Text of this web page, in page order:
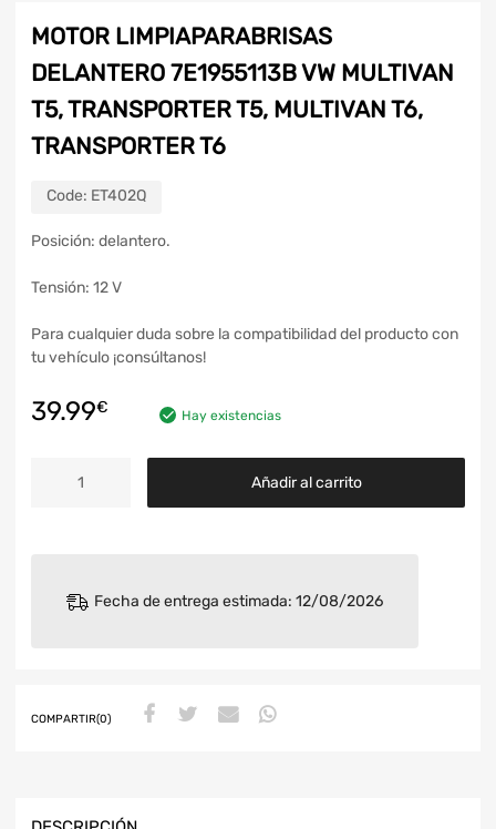
MOTOR LIMPIAPARABRISAS
DELANTERO 7E1955113B VW MULTIVAN
T5, TRANSPORTER T5, MULTIVAN T6,
TRANSPORTER T6
Code: ET402Q
Posición: delantero.
Tensión: 12 V
Para cualquier duda sobre la compatibilidad del producto con
tu vehículo ¡consúltanos!
39.99€ Hay existencias
Añadir al carrito
Fecha de entrega estimada: 12/08/2026
COMPARTIR(0)